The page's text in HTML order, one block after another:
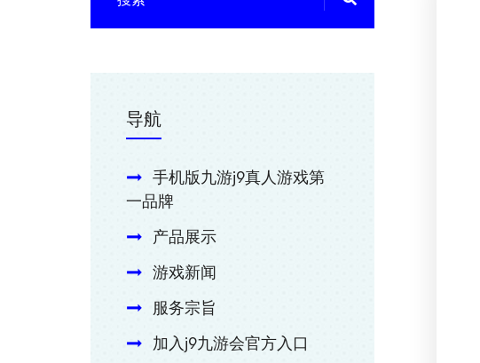
导航
手机版九游j9真人游戏第
一品牌
产品展示
游戏新闻
服务宗旨
加入j9九游会官方入口